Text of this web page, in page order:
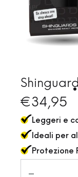
€34,95
Leggeri e
Ideali per
Protezione